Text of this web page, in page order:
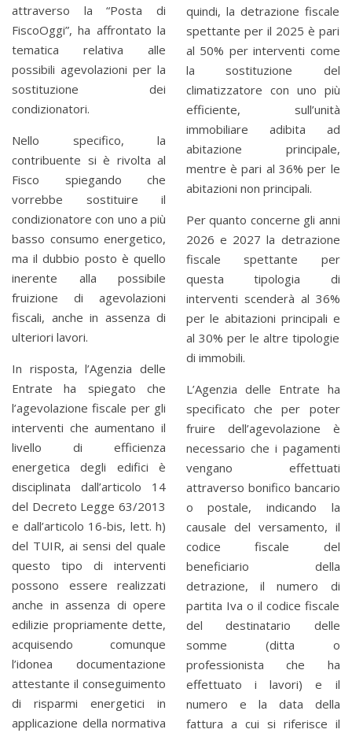
attraverso la “Posta di
FiscoOggi”, ha affrontato la
tematica relativa alle
possibili agevolazioni per la
sostituzione dei
condizionatori.
Nello specifico, la
contribuente si è rivolta al
Fisco spiegando che
vorrebbe sostituire il
condizionatore con uno a più
basso consumo energetico,
ma il dubbio posto è quello
inerente alla possibile
fruizione di agevolazioni
fiscali, anche in assenza di
ulteriori lavori.
In risposta, l’Agenzia delle
Entrate ha spiegato che
l’agevolazione fiscale per gli
interventi che aumentano il
livello di efficienza
energetica degli edifici è
disciplinata dall’articolo 14
del Decreto Legge 63/2013
e dall’articolo 16-bis, lett. h)
del TUIR, ai sensi del quale
questo tipo di interventi
possono essere realizzati
anche in assenza di opere
edilizie propriamente dette,
acquisendo comunque
l’idonea documentazione
attestante il conseguimento
di risparmi energetici in
applicazione della normativa
quindi, la detrazione fiscale
spettante per il 2025 è pari
al 50% per interventi come
la sostituzione del
climatizzatore con uno più
efficiente, sull’unità
immobiliare adibita ad
abitazione principale,
mentre è pari al 36% per le
abitazioni non principali.
Per quanto concerne gli anni
2026 e 2027 la detrazione
fiscale spettante per
questa tipologia di
interventi scenderà al 36%
per le abitazioni principali e
al 30% per le altre tipologie
di immobili.
L’Agenzia delle Entrate ha
specificato che per poter
fruire dell’agevolazione è
necessario che i pagamenti
vengano effettuati
attraverso bonifico bancario
o postale, indicando la
causale del versamento, il
codice fiscale del
beneficiario della
detrazione, il numero di
partita Iva o il codice fiscale
del destinatario delle
somme (ditta o
professionista che ha
effettuato i lavori) e il
numero e la data della
fattura a cui si riferisce il